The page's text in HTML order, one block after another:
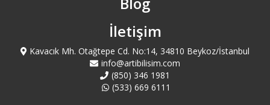
Azerbaycan Logo Servisi
İletişim
Kavacık Mh. Otağtepe Cd. No:14, 34810 Beykoz/İstanbul
info@artibilisim.com
(850) 346 1981
(533) 669 6111